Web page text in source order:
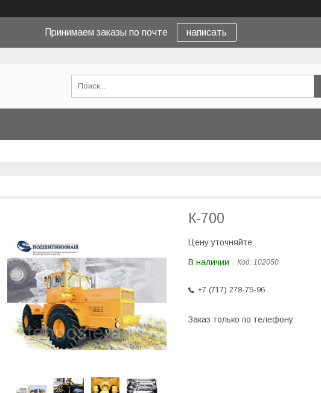
Принимаем заказы по почте написать
К-700
Цену уточняйте
В наличии Код: 102050
+7 (717) 278-75-96
Заказ только по телефону